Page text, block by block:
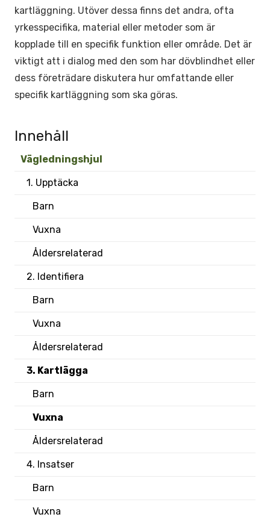
kartläggning. Utöver dessa finns det andra, ofta
yrkesspecifika, material eller metoder som är
kopplade till en specifik funktion eller område. Det är
viktigt att i dialog med den som har dövblindhet eller
dess företrädare diskutera hur omfattande eller
specifik kartläggning som ska göras.
Innehåll
Vägledningshjul
1. Upptäcka
Barn
Vuxna
Åldersrelaterad
2. Identifiera
Barn
Vuxna
Åldersrelaterad
3. Kartlägga
Barn
Vuxna
Åldersrelaterad
4. Insatser
Barn
Vuxna